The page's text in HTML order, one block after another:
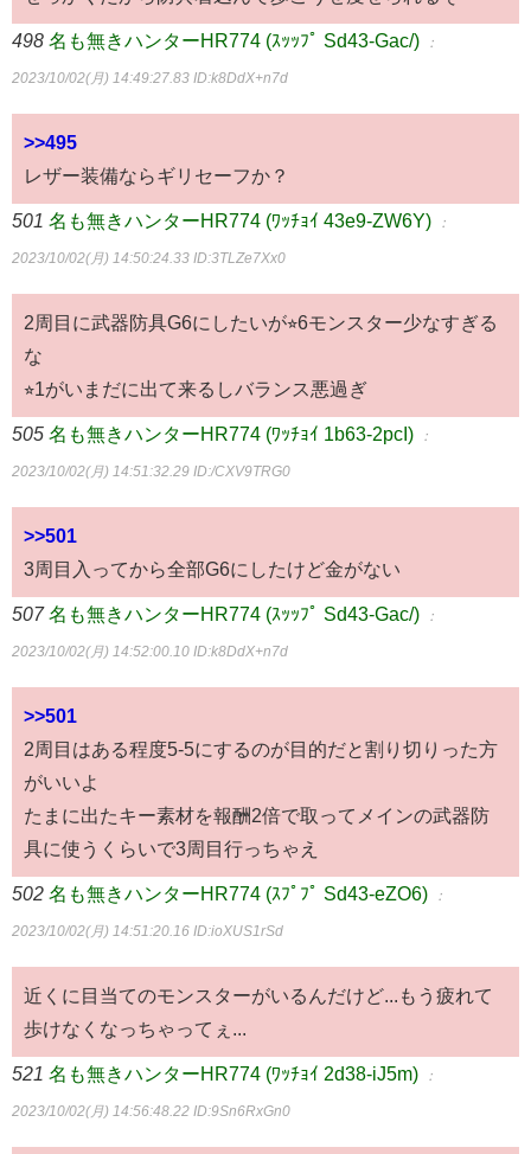
498 名も無きハンターHR774 (ｽｯｯﾌﾟ Sd43-Gac/) ：
2023/10/02(月) 14:49:27.83 ID:k8DdX+n7d
>>495
レザー装備ならギリセーフか？
501 名も無きハンターHR774 (ﾜｯﾁｮｲ 43e9-ZW6Y) ：
2023/10/02(月) 14:50:24.33 ID:3TLZe7Xx0
2周目に武器防具G6にしたいが⭐︎6モンスター少なすぎる
な
⭐︎1がいまだに出て来るしバランス悪過ぎ
505 名も無きハンターHR774 (ﾜｯﾁｮｲ 1b63-2pcI) ：
2023/10/02(月) 14:51:32.29 ID:/CXV9TRG0
>>501
3周目入ってから全部G6にしたけど金がない
507 名も無きハンターHR774 (ｽｯｯﾌﾟ Sd43-Gac/) ：
2023/10/02(月) 14:52:00.10 ID:k8DdX+n7d
>>501
2周目はある程度5-5にするのが目的だと割り切りった方
がいいよ
たまに出たキー素材を報酬2倍で取ってメインの武器防
具に使うくらいで3周目行っちゃえ
502 名も無きハンターHR774 (ｽﾌﾟﾌﾟ Sd43-eZO6) ：
2023/10/02(月) 14:51:20.16 ID:ioXUS1rSd
近くに目当てのモンスターがいるんだけど...もう疲れて
歩けなくなっちゃってぇ...
521 名も無きハンターHR774 (ﾜｯﾁｮｲ 2d38-iJ5m) ：
2023/10/02(月) 14:56:48.22 ID:9Sn6RxGn0